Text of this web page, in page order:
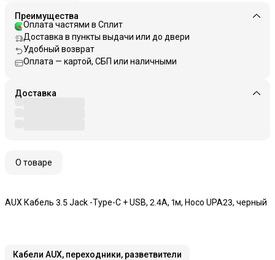
Преимущества
Оплата частями в Сплит
Доставка в пункты выдачи или до двери
Удобный возврат
Оплата — картой, СБП или наличными
Доставка
О товаре
AUX Кабель 3.5 Jack -Type-C + USB, 2.4A, 1м, Hoco UPA23, черный
Кабели AUX, переходники, разветвители